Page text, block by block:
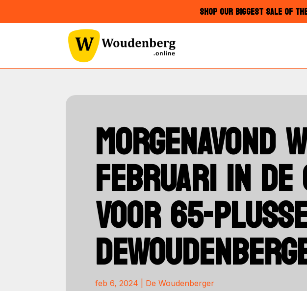
SHOP OUR BIGGEST SALE OF
MORGENAVOND
FEBRUARI IN
VOOR 65-
feb 6, 2024 De Woudenberger